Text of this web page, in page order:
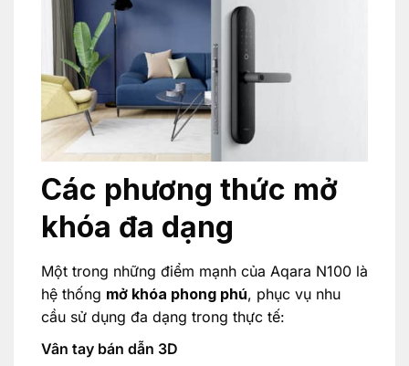
Các phương thức mở
khóa đa dạng
Một trong những điểm mạnh của Aqara N100 là
hệ thống mở khóa phong phú, phục vụ nhu
cầu sử dụng đa dạng trong thực tế:
Vân tay bán dẫn 3D